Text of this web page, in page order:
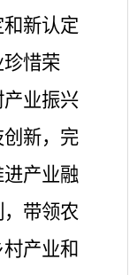
新认定
惜荣
业振兴
新，完
产业融
带领农
产业和